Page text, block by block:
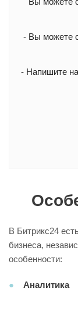
- Вы можете
- Напишите
В Битрикс24
бизнеса,
особенности:
Аналитика